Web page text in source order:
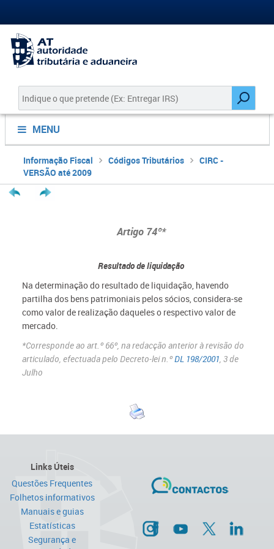
MENU
Informação Fiscal Códigos Tributários
CIRC -
VERSÃO até 2009
Artigo 74º*
Resultado de liquidação
Na determinação do resultado de liquidação, havendo
partilha dos bens patrimoniais pelos sócios, considera-se
como valor de realização daqueles o respectivo valor de
mercado.
*Corresponde ao art.º 66º, na redacção anterior à revisão do
articulado, efectuada pelo Decreto-lei n.ºDL 198/2001, 3 de
Julho
Links Úteis
Questões Frequentes
Folhetos informativos
Manuais e guias
Estatísticas
Segurança e